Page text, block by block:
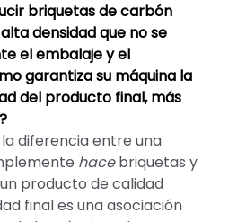
briquetas de carbón
densidad que no se
el embalaje y el
garantiza su máquina la
del producto final, más
diferencia entre una
hacebriquetas y
producto de calidad
final es una asociación